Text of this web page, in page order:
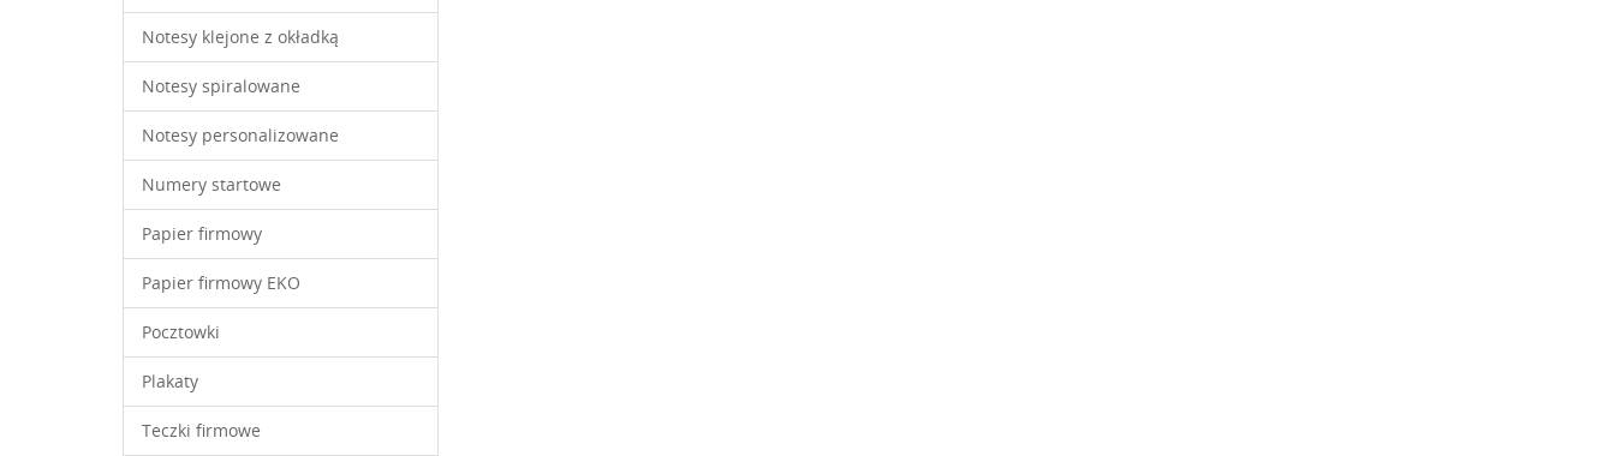
Notesy klejone z okładką
Notesy spiralowane
Notesy personalizowane
Numery startowe
Papier firmowy
Papier firmowy EKO
Pocztowki
Plakaty
Teczki firmowe